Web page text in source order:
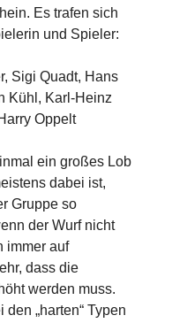
Es trafen sich
und Spieler:
Sigi Quadt, Hans
Kühl, Karl-Heinz
Oppelt
ein großes Lob
dabei ist,
Gruppe so
der Wurf nicht
immer auf
dass die
werden muss.
„harten“ Typen